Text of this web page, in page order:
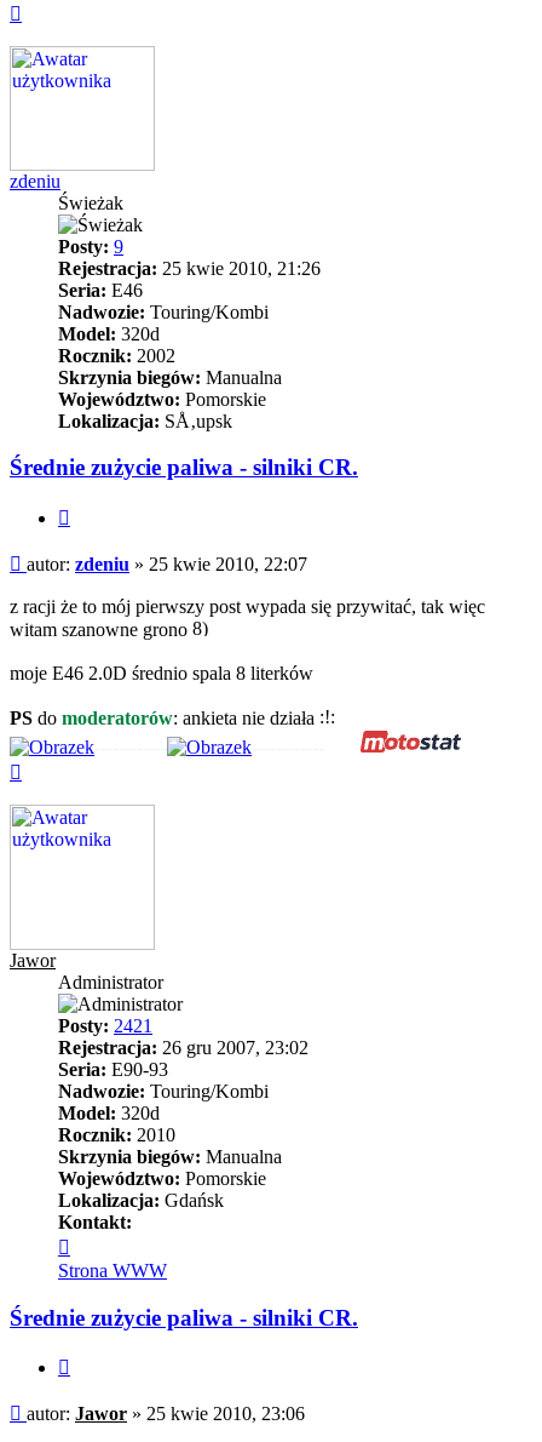
zdeniu
Świeżak
Posty: 9
Rejestracja: 25 kwie 2010, 21:26
Seria: E46
Nadwozie: Touring/Kombi
Model: 320d
Rocznik: 2002
Skrzynia biegów: Manualna
Województwo: Pomorskie
Lokalizacja: SÅ‚upsk
Średnie zużycie paliwa - silniki CR.
Post
autor: zdeniu » 25 kwie 2010, 22:07
z racji że to mój pierwszy post wypada się przywitać, tak więc
witam szanowne grono
moje E46 2.0D średnio spala 8 literków
PS do moderatorów: ankieta nie działa
Jawor
Administrator
Posty: 2421
Rejestracja: 26 gru 2007, 23:02
Seria: E90-93
Nadwozie: Touring/Kombi
Model: 320d
Rocznik: 2010
Skrzynia biegów: Manualna
Województwo: Pomorskie
Lokalizacja: Gdańsk
Kontakt:
się
z
Jawor
Strona WWW
Średnie zużycie paliwa - silniki CR.
Post
autor: Jawor » 25 kwie 2010, 23:06